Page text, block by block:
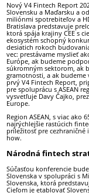
Nový V4 Fintech Report
Slovensku a Maďarsku a
miliónmi spotrebiteľov a
Bratislava predstavuje
ktorá spája krajiny CEE s
ekosystém schopný
desiatich rokoch
vec: prestávame myslieť
Európe, ak budeme
súkromným sektorom, ak
gramotnosti, a ak
prvý V4 Fintech Report,
pre spoluprácu s ASEAN
vysvetľuje Davy Čajko,
Europe.
Region ASEAN, s viac
najrýchlejšie rastúcich
príležitosť pre
how.
Národná fintech
Súčasťou konferencie
Slovenska v spolupráci s
Slovenska, ktorá
Cieľom je etablovať